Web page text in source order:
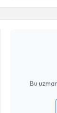
işlenmesini
Bu
Dr. Filiz Kurt